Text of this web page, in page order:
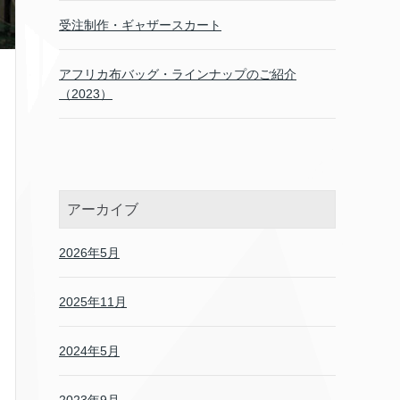
受注制作・ギャザースカート
アフリカ布バッグ・ラインナップのご紹介
（2023）
アーカイブ
2026年5月
2025年11月
2024年5月